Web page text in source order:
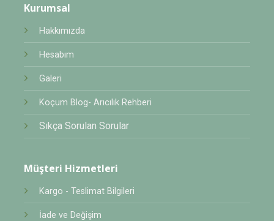
Kurumsal
Hakkımızda
Hesabım
Galeri
Koçum Blog- Arıcılık Rehberi
Sıkça Sorulan Sorular
Müşteri Hizmetleri
Kargo - Teslimat Bilgileri
İade ve Değişim